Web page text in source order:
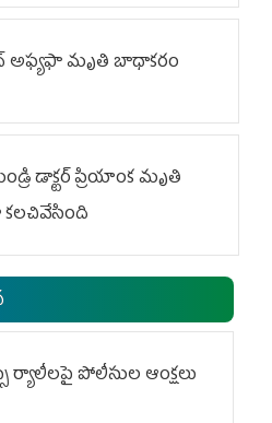
అఫ్యఫా మృతి బాధాకరం
డాక్టర్‌ ప్రియాంక మృతి
కలచివేసింది
ర్యాలీలపై పోలీసుల ఆంక్షలు